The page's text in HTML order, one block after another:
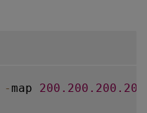
- map 200.200 .200 .200